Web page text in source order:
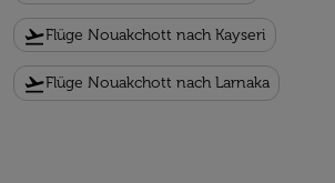
flight_takeoffFlüge Nouakchott nach Kayseri
flight_takeoffFlüge Nouakchott nach Larnaka